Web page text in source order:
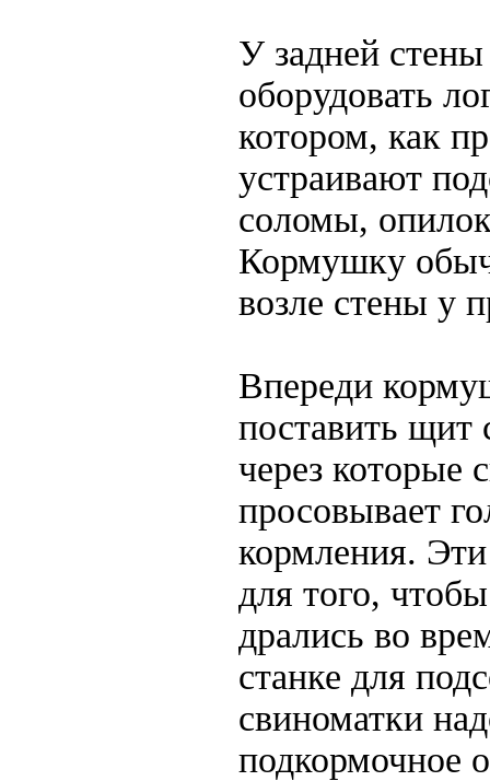
У задней
оборудовать
котором, как
устраивают
соломы,
Кормушку
возле стены у
Впереди
поставить щит
через которые
просовывает
кормления.
для того,
дрались во
станке для
свиноматки
подкормочное